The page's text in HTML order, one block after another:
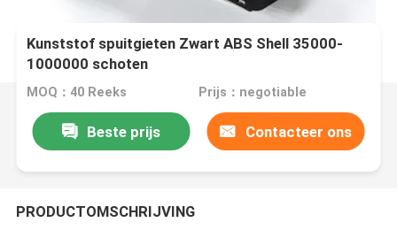
Kunststof spuitgieten Zwart ABS Shell 35000-
1000000 schoten
MOQ：40 Reeks Prijs：negotiable
Beste prijs Contacteer ons
PRODUCTOMSCHRIJVING